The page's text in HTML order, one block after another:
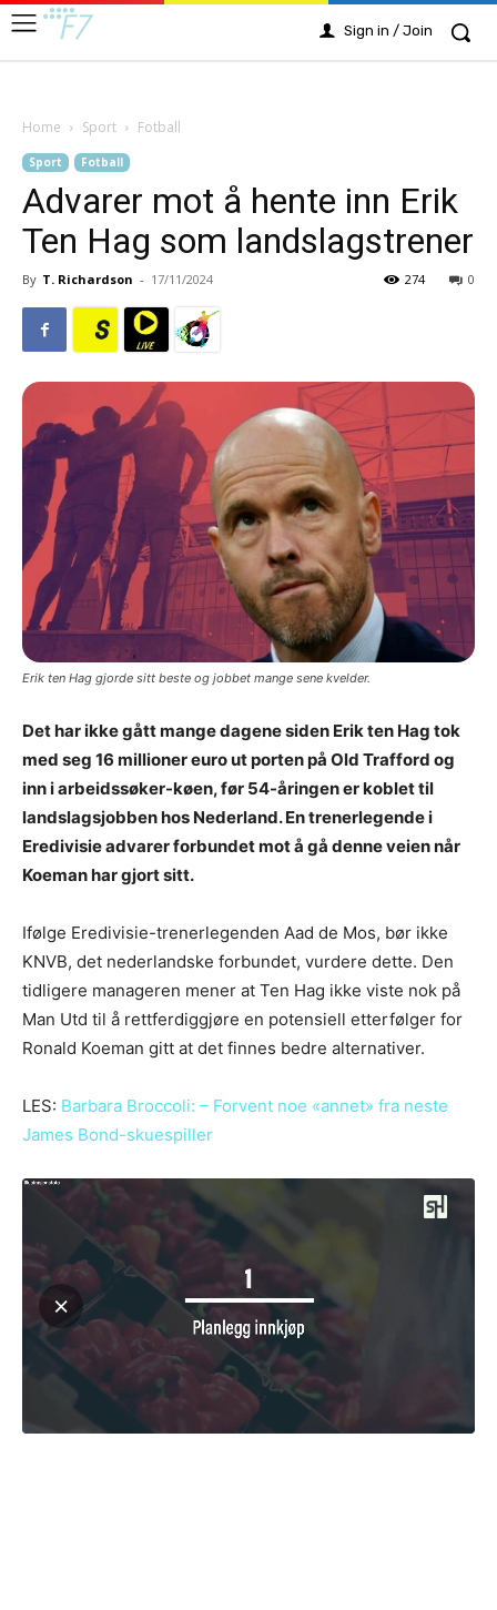
Sign in / Join
Home Sport Fotball
Sport Fotball
Advarer mot å hente inn Erik
Ten Hag som landslagstrener
By T. Richardson - 17/11/2024 0
274
Erik ten Hag gjorde sitt beste og jobbet mange sene kvelder.
Det har ikke gått mange dagene siden Erik ten Hag tok
med seg 16 millioner euro ut porten på Old Trafford og
inn i arbeidssøker-køen, før 54-åringen er koblet til
landslagsjobben hos Nederland. En trenerlegende i
Eredivisie advarer forbundet mot å gå denne veien når
Koeman har gjort sitt.
Ifølge Eredivisie-trenerlegenden Aad de Mos, bør ikke
KNVB, det nederlandske forbundet, vurdere dette. Den
tidligere manageren mener at Ten Hag ikke viste nok på
Man Utd til å rettferdiggjøre en potensiell etterfølger for
Ronald Koeman gitt at det finnes bedre alternativer.
LES: Barbara Broccoli: – Forvent noe «annet» fra neste
James Bond-skuespiller